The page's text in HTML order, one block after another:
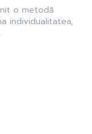
o metodă
individualitatea,